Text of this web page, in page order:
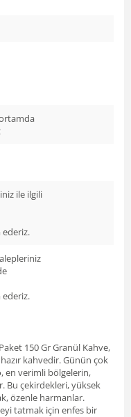
ile ilgili
ederiz.
ederiz.
150 Gr Granül Kahve,
kahvedir. Günün çok
en verimli bölgelerin,
Bu çekirdekleri, yüksek
özenle harmanlar.
tatmak için enfes bir